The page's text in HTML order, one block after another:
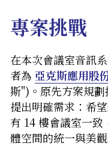
專案挑戰
在本次會議室音訊
者為 亞克斯應用股
斯")。原先方案規
提出明確需求：希
有 14 樓會議室一
體空間的統一與美觀